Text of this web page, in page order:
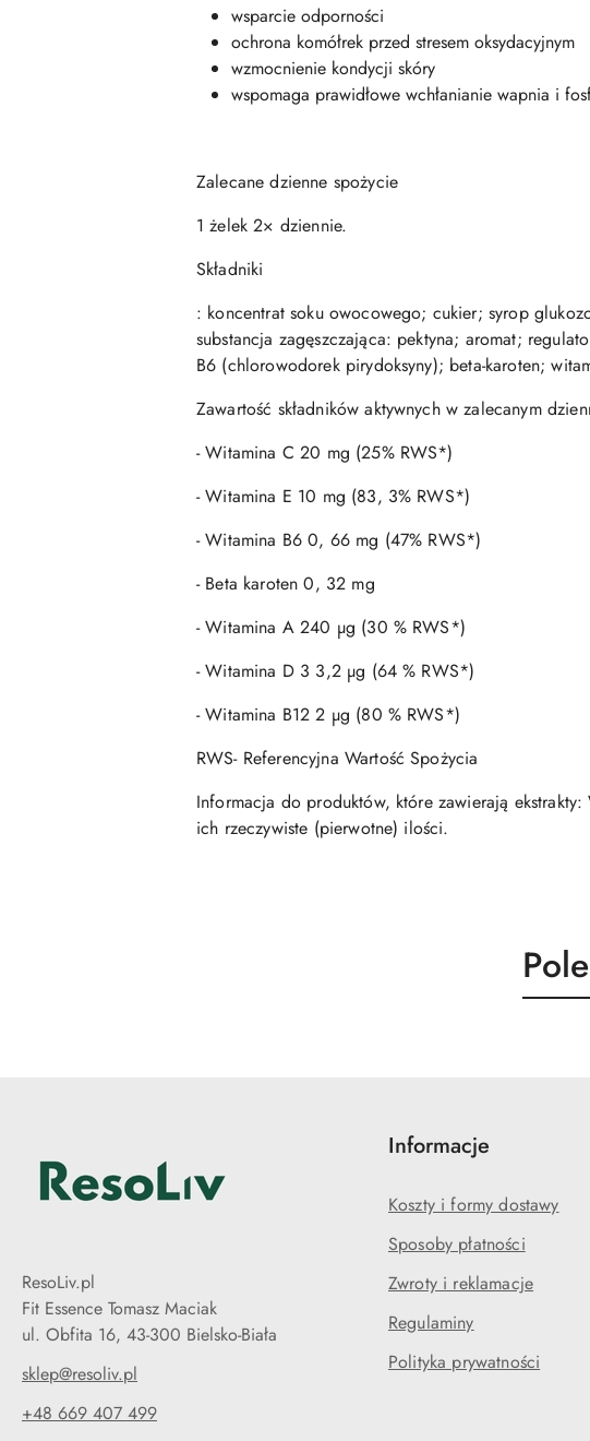
wsparcie odporności
ochrona komółrek przed stresem oksydacyjnym
wzmocnienie kondycji skóry
wspomaga prawidłowe wchłanianie wapnia i
Zalecane dzienne spożycie
1 żelek 2× dziennie.
Składniki
: koncentrat soku owocowego; cukier; syrop
substancja zagęszczająca: pektyna; aromat;
B6 (chlorowodorek pirydoksyny); beta-karoten;
Zawartość składników aktywnych w zalecanym
- Witamina C 20 mg (25% RWS*)
- Witamina E 10 mg (83, 3% RWS*)
- Witamina B6 0, 66 mg (47% RWS*)
- Beta karoten 0, 32 mg
- Witamina A 240 µg (30 % RWS*)
- Witamina D 3 3,2 µg (64 % RWS*)
- Witamina B12 2 µg (80 % RWS*)
RWS- Referencyjna Wartość Spożycia
Informacja do produktów, które zawierają
ich rzeczywiste (pierwotne) ilości.
o
ResoLiv.pl
Fit Essence Tomasz Maciak
ul. Obfita 16, 43-300 Bielsko-Biała
sklep@resoliv.pl
+48 669 407 499
Informacje
Koszty i formy dostawy
Sposoby płatności
Zwroty i reklamacje
Regulaminy
Polityka prywatności